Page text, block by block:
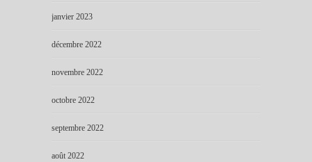
janvier 2023
décembre 2022
novembre 2022
octobre 2022
septembre 2022
août 2022